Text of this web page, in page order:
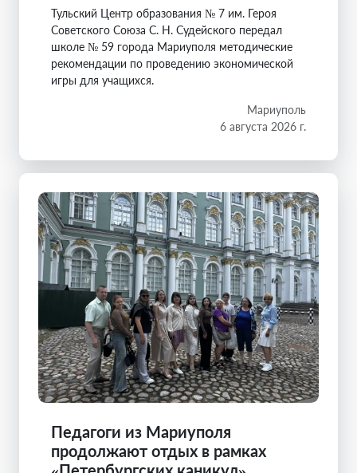
Тульский Центр образования № 7 им. Героя
Советского Союза С. Н. Судейского передал
школе № 59 города Мариуполя методические
рекомендации по проведению экономической
игры для учащихся.
Мариуполь
6 августа 2026 г.
Педагоги из Мариуполя
продолжают отдых в рамках